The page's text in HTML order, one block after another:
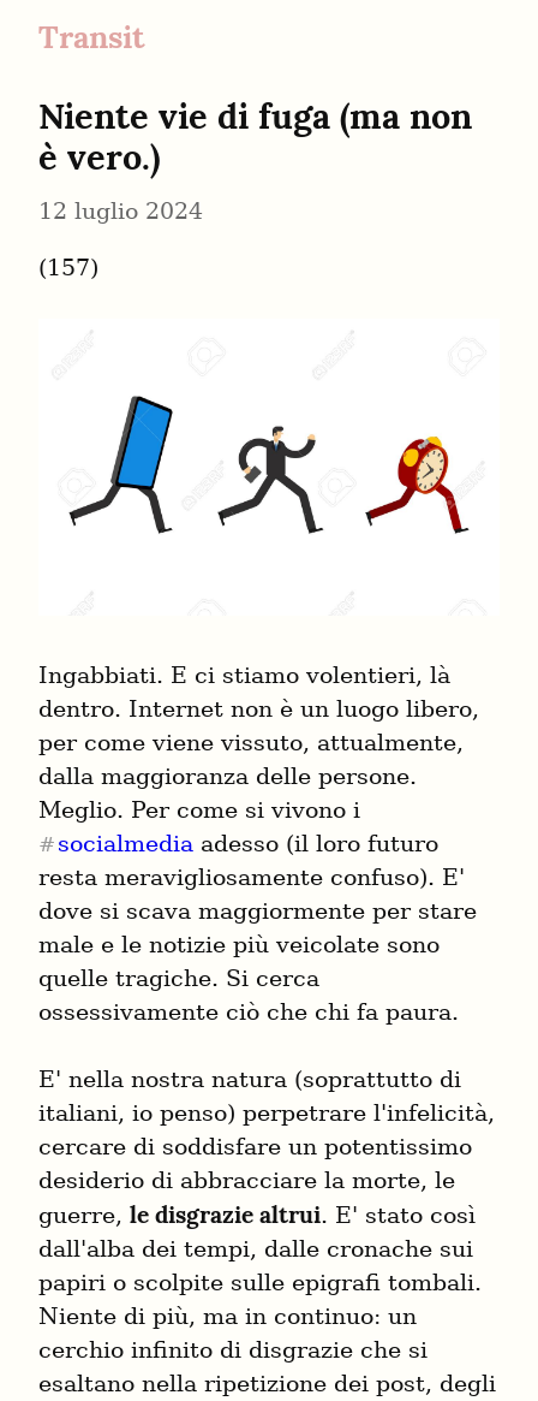
Transit
Niente vie di fuga (ma non
è vero.)
12 luglio 2024
(157)
Ingabbiati. E ci stiamo volentieri, là
dentro. Internet non è un luogo libero,
per come viene vissuto, attualmente,
dalla maggioranza delle persone.
# socialmedia adesso (il loro futuro
resta meravigliosamente confuso). E'
dove si scava maggiormente per stare
male e le notizie più veicolate sono
quelle tragiche. Si cerca
ossessivamente ciò che chi fa paura.
E' nella nostra natura (soprattutto di
italiani, io penso) perpetrare l'infelicità,
cercare di soddisfare un potentissimo
desiderio di abbracciare la morte, le
guerre, le disgrazie altrui. E' stato così
dall'alba dei tempi, dalle cronache sui
papiri o scolpite sulle epigrafi tombali.
Niente di più, ma in continuo: un
cerchio infinito di disgrazie che si
esaltano nella ripetizione dei post, degli